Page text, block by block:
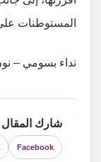
المستوطنات
نداء بسومي –
شارك المقال
Facebook